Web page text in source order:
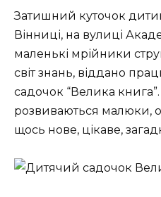
Затишний куточок
Вінниці, на вулиці
маленькі мрійники
світ знань, віддано
садочок “Велика книга”.
розвиваються малюки,
щось нове, цікаве,